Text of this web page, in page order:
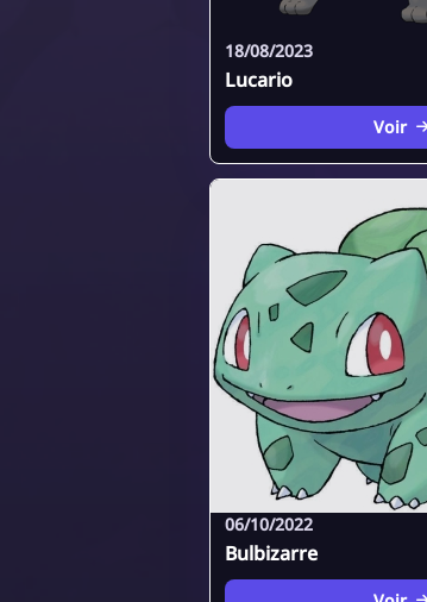
18/08/2023
Lucario
Voir
06/10/2022
Bulbizarre